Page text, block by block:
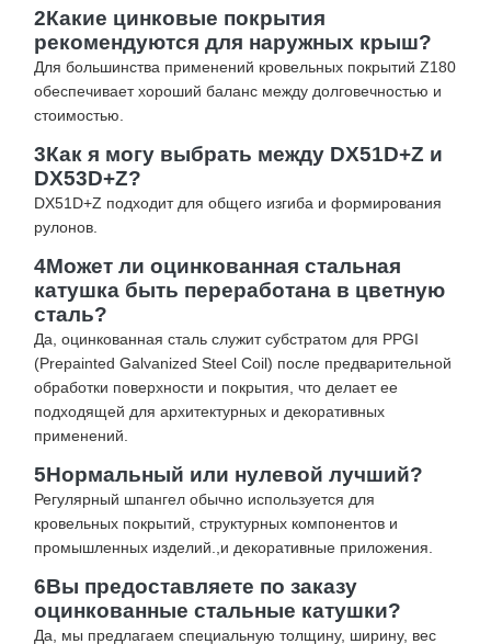
2Какие цинковые покрытия
рекомендуются для наружных крыш?
Для большинства применений кровельных покрытий Z180
обеспечивает хороший баланс между долговечностью и
стоимостью.
3Как я могу выбрать между DX51D+Z и
DX53D+Z?
DX51D+Z подходит для общего изгиба и формирования
рулонов.
4Может ли оцинкованная стальная
катушка быть переработана в цветную
сталь?
Да, оцинкованная сталь служит субстратом для PPGI
(Prepainted Galvanized Steel Coil) после предварительной
обработки поверхности и покрытия, что делает ее
подходящей для архитектурных и декоративных
применений.
5Нормальный или нулевой лучший?
Регулярный шпангел обычно используется для
кровельных покрытий, структурных компонентов и
промышленных изделий.,и декоративные приложения.
6Вы предоставляете по заказу
оцинкованные стальные катушки?
Да, мы предлагаем специальную толщину, ширину, вес